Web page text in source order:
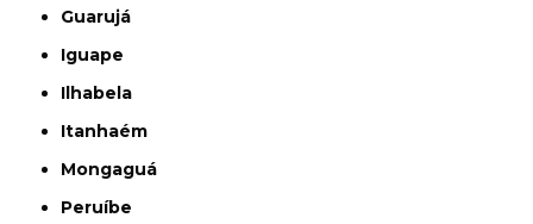
Guarujá
Iguape
Ilhabela
Itanhaém
Mongaguá
Peruíbe